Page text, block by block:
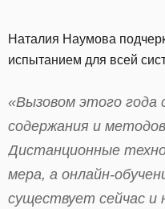
Наталия Наумова
испытанием для всей
«Вызовом этого года
содержания и
Дистанционные
мера, а онлайн-
существует сейчас и